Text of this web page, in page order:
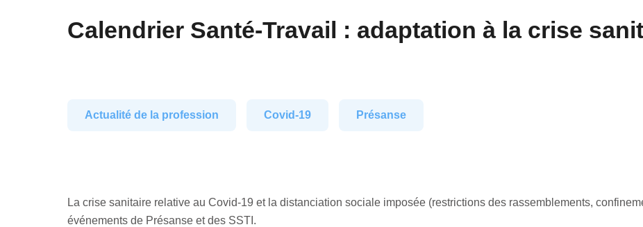
Calendrier Santé-Travail : adaptation à la crise
Actualité de la profession Covid-19 Présanse
La crise sanitaire relative au Covid-19 et la distanciation sociale imposée (restrictions des rassemblements,
événements de Présanse et des SSTI.